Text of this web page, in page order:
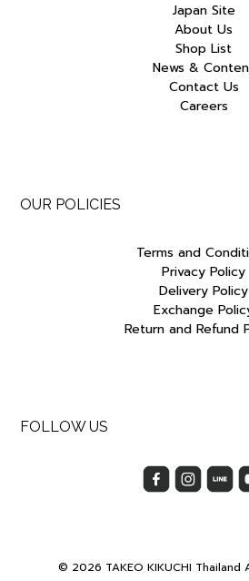
Japan Site
About Us
Shop List
News &
Contact Us
Careers
OUR POLICIES
Terms and
Privacy Policy
Delivery Policy
Exchange
Return and Refund
FOLLOW US
© 2026 TAKEO KIKUCHI